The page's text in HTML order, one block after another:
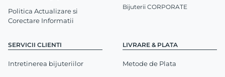
Politica Actualizare si
Corectare Informatii
SERVICII CLIENTI
Intretinerea bijuteriilor
LIVRARE & PLATA
Metode de Plata
Bijuterii CORPORATE